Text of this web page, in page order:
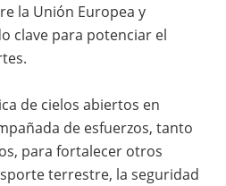
la Unión Europea y
clave para potenciar el
de cielos abiertos en
de esfuerzos, tanto
para fortalecer otros
terrestre, la seguridad